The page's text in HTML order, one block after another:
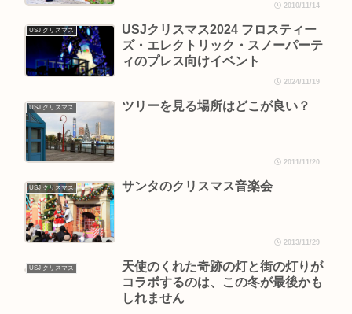
2010/11/14
USJ クリスマス
USJクリスマス2024 フロスティー
ズ・エレクトリック・スノーパーテ
ィのプレス向けイベント
2024/11/19
USJ クリスマス ツリーを見る場所はどこが良い？
2011/11/20
USJ クリスマス サンタのクリスマス音楽会
2013/11/29
USJ クリスマス
天使のくれた奇跡の灯と街の灯りが
コラボするのは、この冬が最後かも
しれません